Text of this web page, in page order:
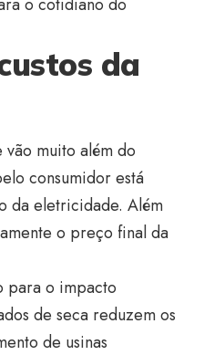
da
muito além do
consumidor está
da eletricidade. Além
o preço final da
para o impacto
de seca reduzem os
de usinas